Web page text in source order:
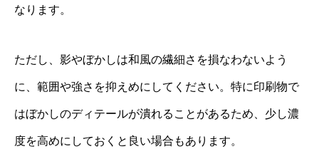
なります。
ただし、影やぼかしは和風の繊細さを損なわないよう
に、範囲や強さを抑えめにしてください。特に印刷物で
はぼかしのディテールが潰れることがあるため、少し濃
度を高めにしておくと良い場合もあります。